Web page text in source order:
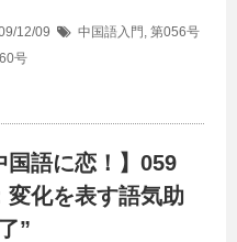
12/09 中国語入門 , 第056号
号
国語に恋！】059
変化を表す語気助
”